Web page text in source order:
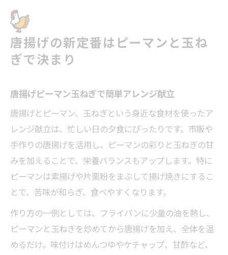
唐揚げの新定番はピーマンと玉ね
ぎで決まり
唐揚げピーマン玉ねぎで簡単アレンジ献立
唐揚げとピーマン、玉ねぎという身近な食材を使ったア
レンジ献立は、忙しい日の夕食にぴったりです。市販や
手作りの唐揚げを活用し、ピーマンの彩りと玉ねぎの甘
みを加えることで、栄養バランスもアップします。特に
ピーマンは素揚げや片栗粉をまぶして揚げ焼きにするこ
とで、苦味が和らぎ、食べやすくなります。
作り方の一例としては、フライパンに少量の油を熱し、
ピーマンと玉ねぎを炒めてから唐揚げを加え、全体を温
めるだけ。味付けはめんつゆやケチャップ、甘酢など、